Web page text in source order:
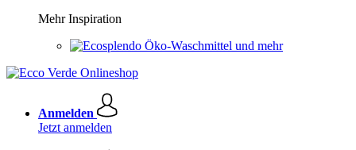
Mehr Inspiration
Öko-Waschmittel und mehr
Anmelden
Jetzt anmelden